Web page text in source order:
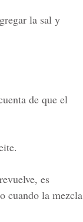
la sal y
de que el
es
cuando la mezcla